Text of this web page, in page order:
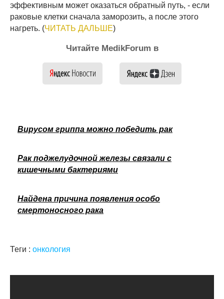
эффективным может оказаться обратный путь, - если
раковые клетки сначала заморозить, а после этого
нагреть. (ЧИТАТЬ ДАЛЬШЕ)
Читайте MedikForum в
Вирусом гриппа можно победить рак
Рак поджелудочной железы связали с
кишечными бактериями
Найдена причина появления особо
смертоносного рака
Теги : онкология